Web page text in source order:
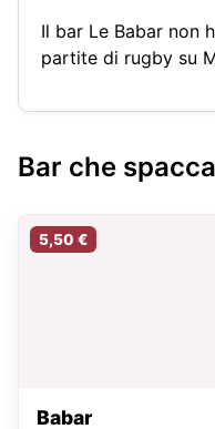
Il bar Le Babar non
partite di rugby su
Bar che
5,50 €
Babar